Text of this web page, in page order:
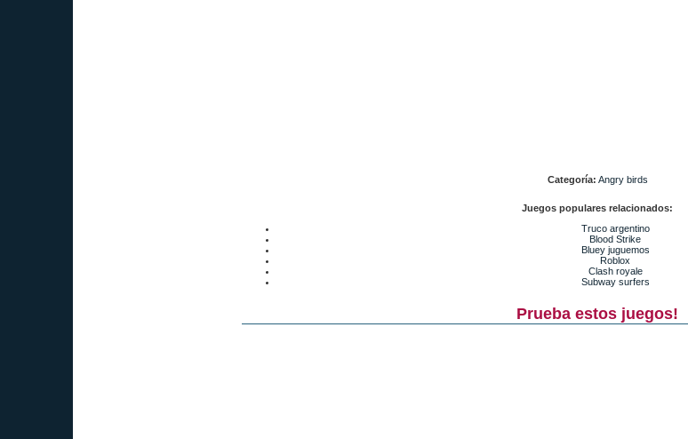
Categoría: Angry birds
Juegos populares relacionados:
Truco argentino
Blood Strike
Bluey juguemos
Roblox
Clash royale
Subway surfers
Prueba estos juegos!